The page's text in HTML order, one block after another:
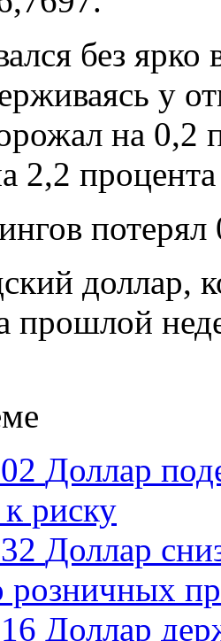
без
у
на 0,2
2,2
доллар,
прошлой
Доллар
риску
Доллар
розничных
Доллар